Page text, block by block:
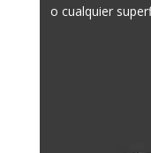
o cualquier